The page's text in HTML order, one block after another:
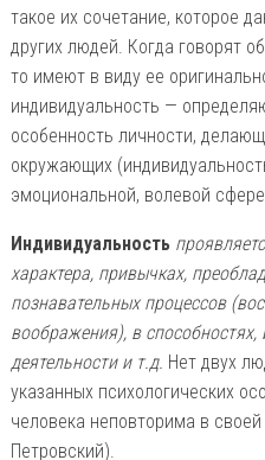
такое их сочетание, которое
других людей. Когда говорят
то имеют в виду ее
индивидуальность —
особенность личности,
окружающих
эмоциональной, волевой
Индивидуальность
характера, привычках,
познавательных процессов
воображения), в
деятельности и т.д. Нет двух
указанных психологических
человека неповторима в
Петровский).